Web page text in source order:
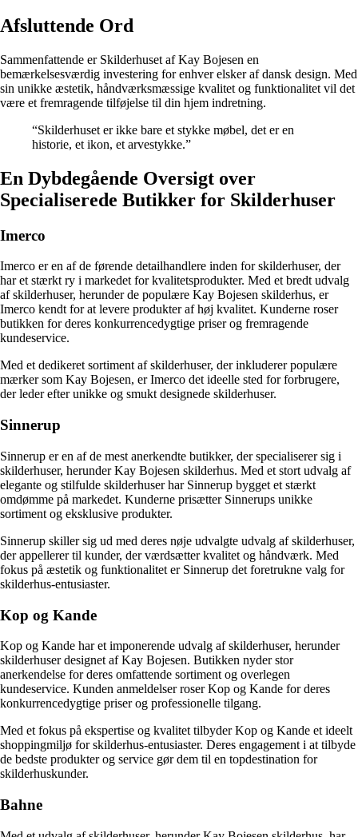
Afsluttende Ord
Sammenfattende er Skilderhuset af Kay Bojesen en
bemærkelsesværdig investering for enhver elsker af dansk design. Med
sin unikke æstetik, håndværksmæssige kvalitet og funktionalitet vil det
være et fremragende tilføjelse til din hjem indretning.
“Skilderhuset er ikke bare et stykke møbel, det er en
historie, et ikon, et arvestykke.”
En Dybdegående Oversigt over
Specialiserede Butikker for Skilderhuser
Imerco
Imerco er en af de førende detailhandlere inden for skilderhuser, der
har et stærkt ry i markedet for kvalitetsprodukter. Med et bredt udvalg
af skilderhuser, herunder de populære Kay Bojesen skilderhus, er
Imerco kendt for at levere produkter af høj kvalitet. Kunderne roser
butikken for deres konkurrencedygtige priser og fremragende
kundeservice.
Med et dedikeret sortiment af skilderhuser, der inkluderer populære
mærker som Kay Bojesen, er Imerco det ideelle sted for forbrugere,
der leder efter unikke og smukt designede skilderhuser.
Sinnerup
Sinnerup er en af de mest anerkendte butikker, der specialiserer sig i
skilderhuser, herunder Kay Bojesen skilderhus. Med et stort udvalg af
elegante og stilfulde skilderhuser har Sinnerup bygget et stærkt
omdømme på markedet. Kunderne prisætter Sinnerups unikke
sortiment og eksklusive produkter.
Sinnerup skiller sig ud med deres nøje udvalgte udvalg af skilderhuser,
der appellerer til kunder, der værdsætter kvalitet og håndværk. Med
fokus på æstetik og funktionalitet er Sinnerup det foretrukne valg for
skilderhus-entusiaster.
Kop og Kande
Kop og Kande har et imponerende udvalg af skilderhuser, herunder
skilderhuser designet af Kay Bojesen. Butikken nyder stor
anerkendelse for deres omfattende sortiment og overlegen
kundeservice. Kunden anmeldelser roser Kop og Kande for deres
konkurrencedygtige priser og professionelle tilgang.
Med et fokus på ekspertise og kvalitet tilbyder Kop og Kande et ideelt
shoppingmiljø for skilderhus-entusiaster. Deres engagement i at tilbyde
de bedste produkter og service gør dem til en topdestination for
skilderhuskunder.
Bahne